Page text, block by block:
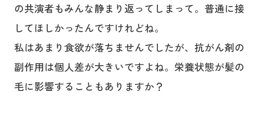
の共演者もみんな静まり返ってしまって。普通に接
してほしかったんですけれどね。
私はあまり食欲が落ちませんでしたが、抗がん剤の
副作用は個人差が大きいですよね。栄養状態が髪の
毛に影響することもありますか？